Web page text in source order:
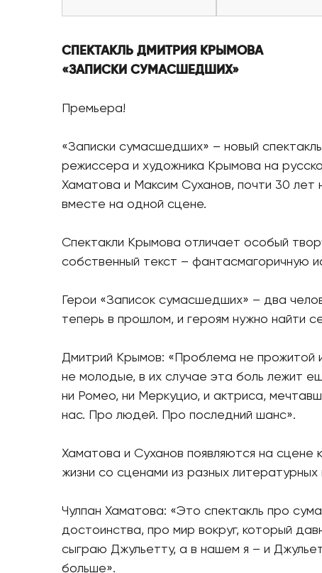
СПЕКТАКЛЬ ДМИТРИЯ КРЫМОВА
«ЗАПИСКИ СУМАСШЕДШИХ»
Премьера!
«Записки сумасшедших» – новый
режиссера и художника Крымова на
Хаматова и Максим Суханов, почти 30 лет
вместе на одной сцене.
Спектакли Крымова отличает особый
собственный текст – фантасмагоричную
Герои «Записок сумасшедших» – два
теперь в прошлом, и героям нужно найти
Дмитрий Крымов: «Проблема не прожитой
не молодые, в их случае эта боль лежит
ни Ромео, ни Меркуцио, и актриса,
нас. Про людей. Про последний шанс».
Хаматова и Суханов появляются на сцене
жизни со сценами из разных
Чулпан Хаматова: «Это спектакль про
достоинства, про мир вокруг, который
сыграю Джульетту, а в нашем я – и
больше».